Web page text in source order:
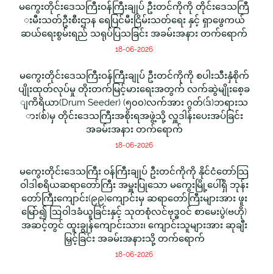
မကွေးတိုင်းဒေသကြီးဝန်ကြီးချုပ် ဦးတင်ကိုကို တိုင်းဒေသကြီ
းမီးသတ်ဦးစီးဌာန ရေပြင်မီးငြိမ်းသတ်ရေး နှင့် ရှာဖွေကယ်
ဆယ်ရေးစွမ်းရည် သရုပ်ပြသခြင်း အခမ်းအနား တက်ရောက်
18-06-2026
မကွေးတိုင်းဒေသကြီးဝန်ကြီးချုပ် ဦးတင်ကိုကို စပါးသီးနှံစိုက်
ပျိုးထုတ်လုပ်မှု တိုးတက်မြင့်မားရေးအတွက် လက်ဆွဲမျိုးစေ့ခ
ျကိရိယာ(Drum Seeder) (၅၀၀)လက်အား ဂွတ်(ဒ်)ဘရားသ
ား(စ်)မှ တိုင်းဒေသကြီးအစိုးရအဖွဲ့သို့ လှူဒါန်းပေးအပ်ခြင်း
အခမ်းအနား တက်ရောက်
18-06-2026
မကွေးတိုင်းဒေသကြီး ဝန်ကြီးချုပ် ဦးတင်ကိုကို နိုင်ငံတော်သြ
ဝါဒါစရိယဆရာတော်ကြီး အမှူးပြုသော မကွေးမြို့ပေါ်ရှိ ဘုန်း
တော်ကြီးကျောင်း(၉၉)ကျောင်းမှ ဆရာတော်ကြီးများအား ဖူး
မြော်၍ ဩဝါဒခံယူခြင်းနှင့် သုတစုံလင်ဗုဒ္ဓဝင် စာမေးပွဲ(ဗဟို)
အဆင့်တွင် ထူးချွန်ကျောင်းသား၊ ကျောင်းသူများအား ဆုချီး
မြှင့်ခြင်း အခမ်းအနားသို့ တက်ရောက်
18-06-2026